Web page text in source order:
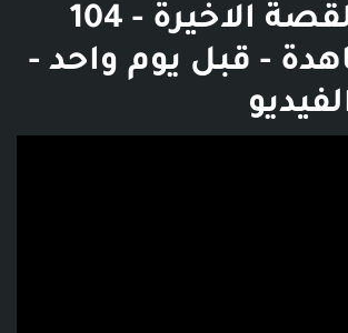
القناة - القصة الاخيرة - 104
- قبل يوم واحد -